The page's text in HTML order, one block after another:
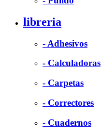
libreria
- Adhesivos
- Calculadoras
- Carpetas
- Correctores
- Cuadernos